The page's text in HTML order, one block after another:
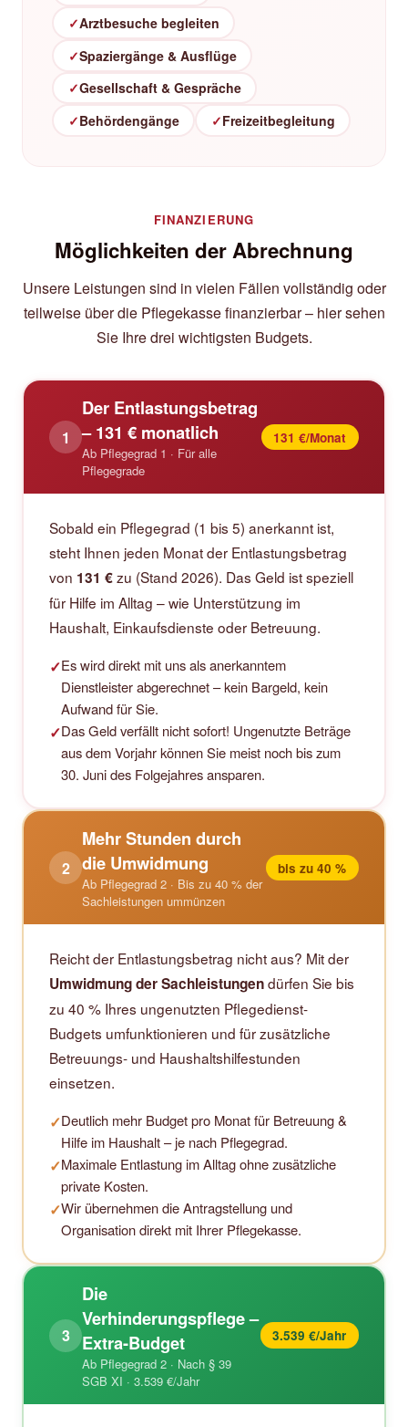
✓Arztbesuche begleiten
✓Spaziergänge & Ausflüge
✓Gesellschaft & Gespräche
✓Behördengänge ✓Freizeitbegleitung
FINANZIERUNG
Möglichkeiten der Abrechnung
Unsere Leistungen sind in vielen Fällen vollständig oder
teilweise über die Pflegekasse finanzierbar – hier sehen
Sie Ihre drei wichtigsten Budgets.
1
Der Entlastungsbetrag
– 131 € monatlich
Ab Pflegegrad 1 · Für alle
Pflegegrade
131 €/Monat
Sobald ein Pflegegrad (1 bis 5) anerkannt ist,
steht Ihnen jeden Monat der Entlastungsbetrag
von 131 €zu (Stand 2026). Das Geld ist speziell
für Hilfe im Alltag – wie Unterstützung im
Haushalt, Einkaufsdienste oder Betreuung.
✓Es wird direkt mit uns als anerkanntem
Dienstleister abgerechnet – kein Bargeld, kein
Aufwand für Sie.
✓Das Geld verfällt nicht sofort! Ungenutzte Beträge
aus dem Vorjahr können Sie meist noch bis zum
30. Juni des Folgejahres ansparen.
2
Mehr Stunden durch
die Umwidmung
Ab Pflegegrad 2 · Bis zu 40 % der
Sachleistungen ummünzen
bis zu 40 %
Reicht der Entlastungsbetrag nicht aus? Mit der
Umwidmung der Sachleistungendürfen Sie bis
zu 40 % Ihres ungenutzten Pflegedienst-
Budgets umfunktionieren und für zusätzliche
Betreuungs- und Haushaltshilfestunden
einsetzen.
✓Deutlich mehr Budget pro Monat für Betreuung &
Hilfe im Haushalt – je nach Pflegegrad.
✓Maximale Entlastung im Alltag ohne zusätzliche
private Kosten.
✓Wir übernehmen die Antragstellung und
Organisation direkt mit Ihrer Pflegekasse.
3
Die
Verhinderungspflege –
Extra-Budget
Ab Pflegegrad 2 · Nach § 39
SGB XI · 3.539 €/Jahr
3.539 €/Jahr